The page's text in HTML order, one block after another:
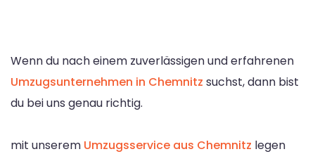
Wenn du nach einem zuverlässigen und erfahrenen
Umzugsunternehmen in Chemnitz suchst, dann bist
du bei uns genau richtig.
mit unserem Umzugsservice aus Chemnitz legen